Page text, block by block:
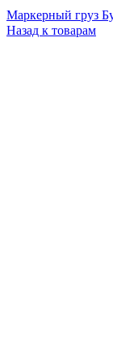
Маркерный груз
Назад к товарам